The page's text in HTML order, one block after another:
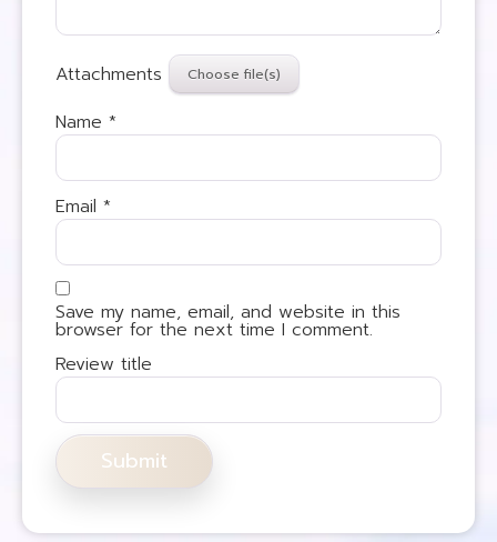
Attachments
Name *
Email *
Save my name, email, and website in this
browser for the next time I comment.
Review title